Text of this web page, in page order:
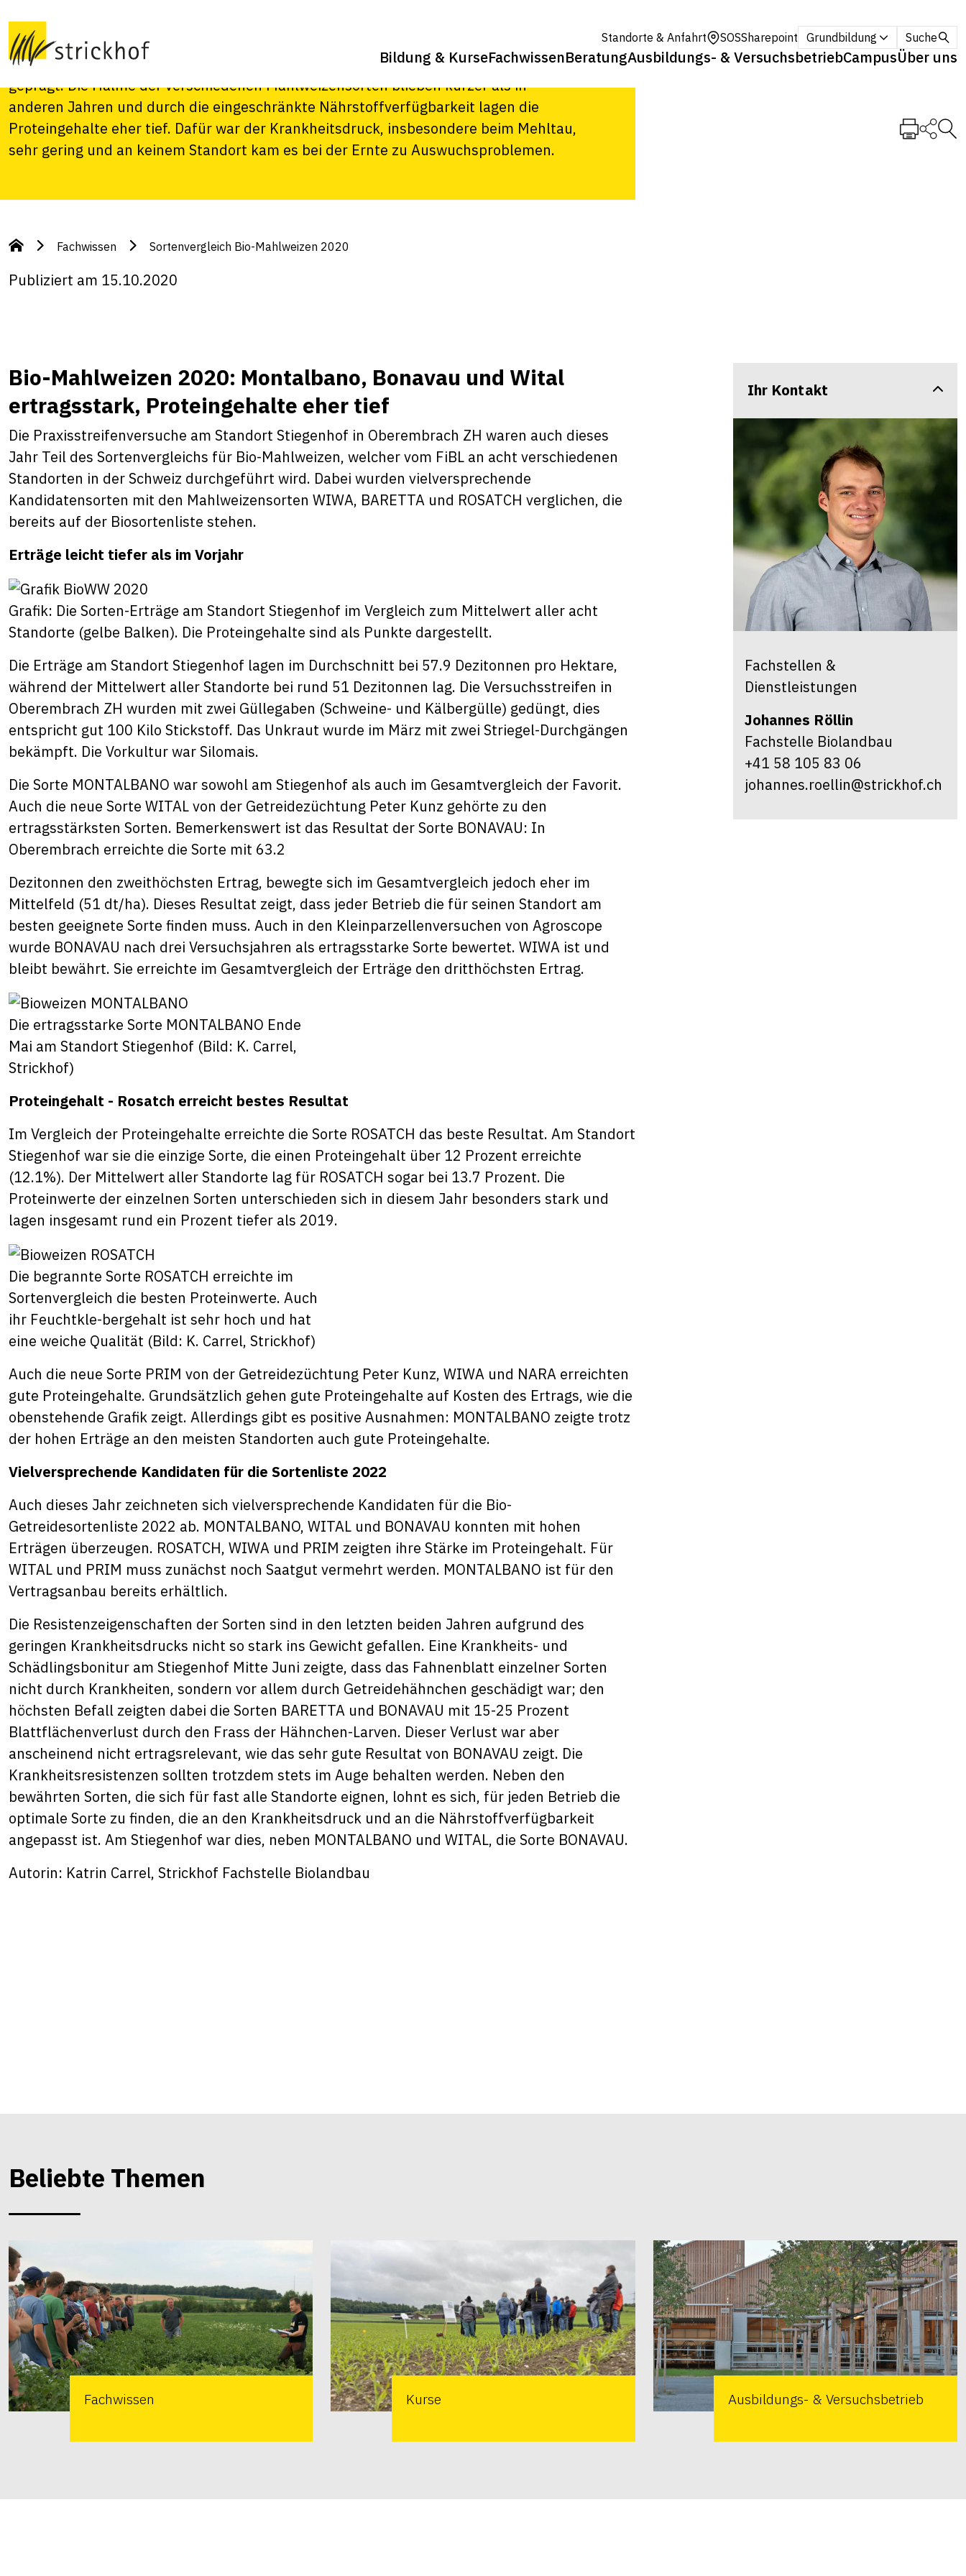
Standorte & Anfahrt SOSSharepoint Grundbildung Suche
Bildung & KurseFachwissenBeratungAusbildungs- & VersuchsbetriebCampusÜber uns
2020
Das Anbaujahr 2020 wurde durch die aussergewöhnliche Frühlingstrockenheit
geprägt. Die Halme der verschiedenen Mahlweizensorten blieben kürzer als in
anderen Jahren und durch die eingeschränkte Nährstoffverfügbarkeit lagen die
Proteingehalte eher tief. Dafür war der Krankheitsdruck, insbesondere beim Mehltau,
sehr gering und an keinem Standort kam es bei der Ernte zu Auswuchsproblemen.
Fachwissen Sortenvergleich Bio-Mahlweizen 2020
Publiziert am 15.10.2020
Bio-Mahlweizen 2020: Montalbano, Bonavau und Wital
ertragsstark, Proteingehalte eher tief
Die Praxisstreifenversuche am Standort Stiegenhof in Oberembrach ZH waren auch dieses
Jahr Teil des Sortenvergleichs für Bio-Mahlweizen, welcher vom FiBL an acht verschiedenen
Standorten in der Schweiz durchgeführt wird. Dabei wurden vielversprechende
Kandidatensorten mit den Mahlweizensorten WIWA, BARETTA und ROSATCH verglichen, die
bereits auf der Biosortenliste stehen.
Erträge leicht tiefer als im Vorjahr
Grafik: Die Sorten-Erträge am Standort Stiegenhof im Vergleich zum Mittelwert aller acht
Standorte (gelbe Balken). Die Proteingehalte sind als Punkte dargestellt.
Die Erträge am Standort Stiegenhof lagen im Durchschnitt bei 57.9 Dezitonnen pro Hektare,
während der Mittelwert aller Standorte bei rund 51 Dezitonnen lag. Die Versuchsstreifen in
Oberembrach ZH wurden mit zwei Güllegaben (Schweine- und Kälbergülle) gedüngt, dies
entspricht gut 100 Kilo Stickstoff. Das Unkraut wurde im März mit zwei Striegel-Durchgängen
bekämpft. Die Vorkultur war Silomais.
Die Sorte MONTALBANO war sowohl am Stiegenhof als auch im Gesamtvergleich der Favorit.
Auch die neue Sorte WITAL von der Getreidezüchtung Peter Kunz gehörte zu den
ertragsstärksten Sorten. Bemerkenswert ist das Resultat der Sorte BONAVAU: In
Oberembrach erreichte die Sorte mit 63.2
Dezitonnen den zweithöchsten Ertrag, bewegte sich im Gesamtvergleich jedoch eher im
Mittelfeld (51 dt/ha). Dieses Resultat zeigt, dass jeder Betrieb die für seinen Standort am
besten geeignete Sorte finden muss. Auch in den Kleinparzellenversuchen von Agroscope
wurde BONAVAU nach drei Versuchsjahren als ertragsstarke Sorte bewertet. WIWA ist und
bleibt bewährt. Sie erreichte im Gesamtvergleich der Erträge den dritthöchsten Ertrag.
Die ertragsstarke Sorte MONTALBANO Ende
Mai am Standort Stiegenhof (Bild: K. Carrel,
Strickhof)
Proteingehalt - Rosatch erreicht bestes Resultat
Im Vergleich der Proteingehalte erreichte die Sorte ROSATCH das beste Resultat. Am Standort
Stiegenhof war sie die einzige Sorte, die einen Proteingehalt über 12 Prozent erreichte
(12.1%). Der Mittelwert aller Standorte lag für ROSATCH sogar bei 13.7 Prozent. Die
Proteinwerte der einzelnen Sorten unterschieden sich in diesem Jahr besonders stark und
lagen insgesamt rund ein Prozent tiefer als 2019.
Die begrannte Sorte ROSATCH erreichte im
Sortenvergleich die besten Proteinwerte. Auch
ihr Feuchtkle-bergehalt ist sehr hoch und hat
eine weiche Qualität (Bild: K. Carrel, Strickhof)
Auch die neue Sorte PRIM von der Getreidezüchtung Peter Kunz, WIWA und NARA erreichten
gute Proteingehalte. Grundsätzlich gehen gute Proteingehalte auf Kosten des Ertrags, wie die
obenstehende Grafik zeigt. Allerdings gibt es positive Ausnahmen: MONTALBANO zeigte trotz
der hohen Erträge an den meisten Standorten auch gute Proteingehalte.
Vielversprechende Kandidaten für die Sortenliste 2022
Auch dieses Jahr zeichneten sich vielversprechende Kandidaten für die Bio-
Getreidesortenliste 2022 ab. MONTALBANO, WITAL und BONAVAU konnten mit hohen
Erträgen überzeugen. ROSATCH, WIWA und PRIM zeigten ihre Stärke im Proteingehalt. Für
WITAL und PRIM muss zunächst noch Saatgut vermehrt werden. MONTALBANO ist für den
Vertragsanbau bereits erhältlich.
Die Resistenzeigenschaften der Sorten sind in den letzten beiden Jahren aufgrund des
geringen Krankheitsdrucks nicht so stark ins Gewicht gefallen. Eine Krankheits- und
Schädlingsbonitur am Stiegenhof Mitte Juni zeigte, dass das Fahnenblatt einzelner Sorten
nicht durch Krankheiten, sondern vor allem durch Getreidehähnchen geschädigt war; den
höchsten Befall zeigten dabei die Sorten BARETTA und BONAVAU mit 15-25 Prozent
Blattflächenverlust durch den Frass der Hähnchen-Larven. Dieser Verlust war aber
anscheinend nicht ertragsrelevant, wie das sehr gute Resultat von BONAVAU zeigt. Die
Krankheitsresistenzen sollten trotzdem stets im Auge behalten werden. Neben den
bewährten Sorten, die sich für fast alle Standorte eignen, lohnt es sich, für jeden Betrieb die
optimale Sorte zu finden, die an den Krankheitsdruck und an die Nährstoffverfügbarkeit
angepasst ist. Am Stiegenhof war dies, neben MONTALBANO und WITAL, die Sorte BONAVAU.
Autorin: Katrin Carrel, Strickhof Fachstelle Biolandbau
Ihr Kontakt
Fachstellen &
Dienstleistungen
Johannes Röllin
Fachstelle Biolandbau
+41 58 105 83 06
johannes.roellin@strickhof.ch
Beliebte Themen
Fachwissen Kurse Ausbildungs- & Versuchsbetrieb